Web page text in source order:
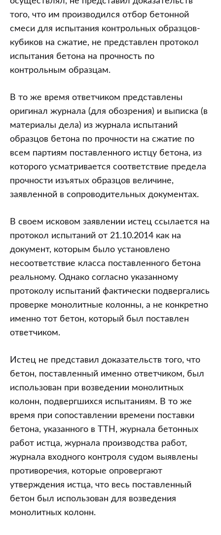
того, что им производился отбор бетонной
смеси для испытания контрольных образцов-
кубиков на сжатие, не представлен протокол
испытания бетона на прочность по
контрольным образцам.
В то же время ответчиком представлены
оригинал журнала (для обозрения) и выписка (в
материалы дела) из журнала испытаний
образцов бетона по прочности на сжатие по
всем партиям поставленного истцу бетона, из
которого усматривается соответствие предела
прочности изъятых образцов величине,
заявленной в сопроводительных документах.
В своем исковом заявлении истец ссылается на
протокол испытаний от 21.10.2014 как на
документ, которым было установлено
несоответствие класса поставленного бетона
реальному. Однако согласно указанному
протоколу испытаний фактически подвергались
проверке монолитные колонны, а не конкретно
именно тот бетон, который был поставлен
ответчиком.
Истец не представил доказательств того, что
бетон, поставленный именно ответчиком, был
использован при возведении монолитных
колонн, подвергшихся испытаниям. В то же
время при сопоставлении времени поставки
бетона, указанного в ТТН, журнала бетонных
работ истца, журнала производства работ,
журнала входного контроля судом выявлены
противоречия, которые опровергают
утверждения истца, что весь поставленный
бетон был использован для возведения
монолитных колонн.